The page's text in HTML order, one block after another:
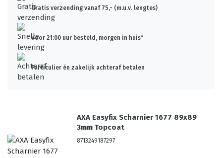
Gratis verzending vanaf 75,- (m.u.v. lengtes)
Voor 21:00 uur besteld, morgen in huis*
Particulier én zakelijk achteraf betalen
AXA Easyfix Scharnier 1677 89x89
3mm Topcoat
8713249187297